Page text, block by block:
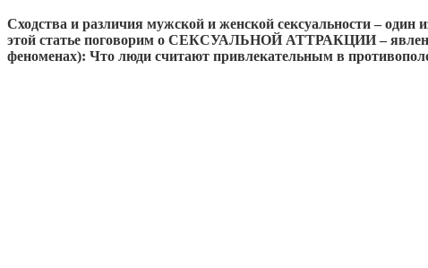
Сходства и различия мужской и женской сексуальности –
этой статье поговорим о СЕКСУАЛЬНОЙ АТТРАКЦИИ –
феноменах): Что люди считают привлекательным в